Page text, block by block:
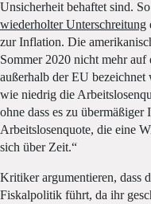
Unsicherheit behaftet sind.
wiederholter Unterschreitung
zur Inflation. Die
Sommer 2020 nicht mehr
außerhalb der EU
wie niedrig die
ohne dass es zu
Arbeitslosenquote, die eine
sich über Zeit.“
Kritiker argumentieren, dass
Fiskalpolitik führt, da ihr